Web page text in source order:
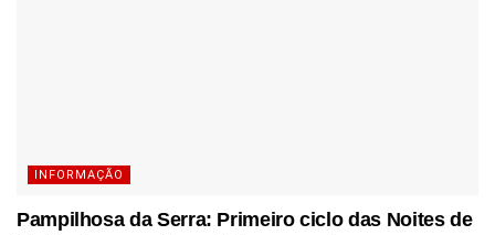
INFORMAÇÃO
Pampilhosa da Serra: Primeiro ciclo das Noites de